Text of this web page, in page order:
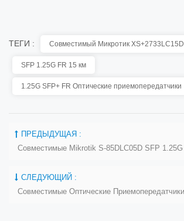
ТЕГИ : Совместимый Микротик XS+2733LC15D
SFP 1.25G FR 15 км
1.25G SFP+ FR Оптические приемопередатчики
ПРЕДЫДУЩАЯ :
СЛЕДУЮЩИЙ :